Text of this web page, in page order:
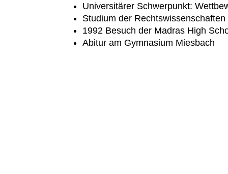
Universitärer Schwerpunkt:
Studium der
1992 Besuch der Madras High
Abitur am Gymnasium Miesbach